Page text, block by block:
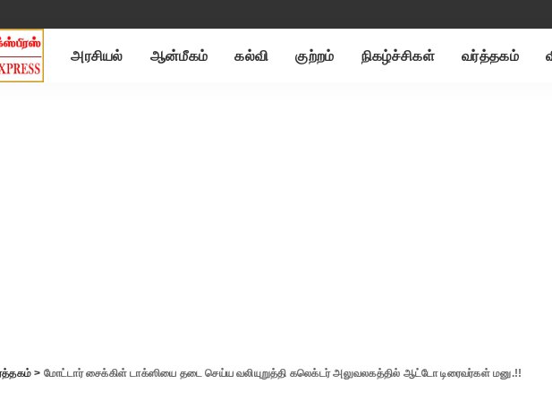
அரசியல் ஆன்மீகம் கல்வி குற்றம் நிகழ்ச்சிகள் வர்த்தகம்
> மோட்டார் சைக்கிள் டாக்ஸியை தடை செய்ய வலியுறுத்தி கலெக்டர் அலுவலகத்தில் ஆட்டோ டிரைவர்கள் மனு.!!